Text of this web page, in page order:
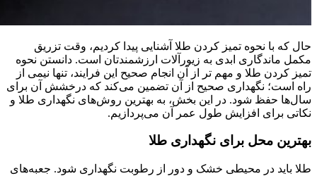
حال که با نحوه تمیز کردن طلا آشنایی پیدا کردیم، وقت تزریق
مکمل ماندگاری ابدی به زیورآلات ارزشمندتان است. دانستن نحوه
تمیز کردن طلا و مهم تر از آن انجام صحیح این فرایند، تنها نیمی از
راه است؛ نگهداری صحیح از آن تضمین می‌کند که درخشش آن برای
سال‌ها حفظ شود. در این بخش، به بهترین روش‌های نگهداری طلا و
نکاتی برای افزایش طول عمر آن می‌پردازیم.
بهترین محل برای نگهداری طلا
طلا باید در محیطی خشک و دور از رطوبت نگهداری شود. جعبه‌های